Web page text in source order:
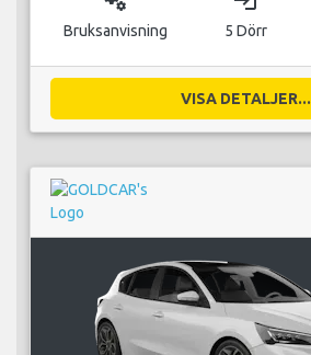
Bruksanvisning 5 Dörr
VISA DETALJER...